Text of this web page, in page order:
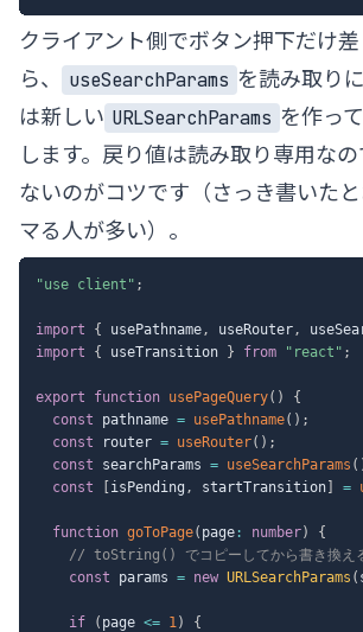
クライアント側でボタン押下だけ
ら、
useSearchParams を読み取り
は新しい URLSearchParams を作って
します。戻り値は読み取り専用な
ないのがコツです（さっき書いた
マる人が多い）。
"use client" ;
import { usePathname, useRouter,
import
{ useTransition } from "react" ;
export function usePageQuery( )
{
const pathname = usePathname( ) ;
const router = useRouter( ) ;
const searchParams = useSearchParams (
const
isPending , startTransition =
function goToPage( page : number)
{
// toString() でコピーしてから書き換える
const params = new URLSearchParams (
if ( page <= 1)
{